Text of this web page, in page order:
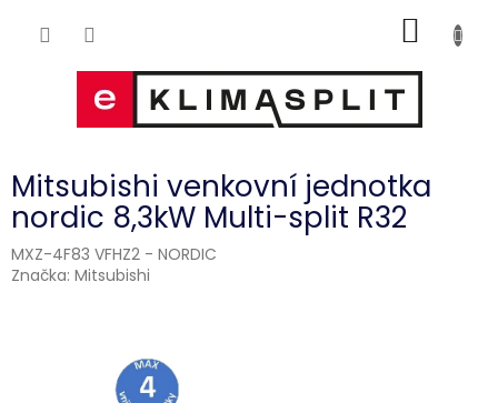
KOŠÍK
Mitsubishi venkovní jednotka
nordic 8,3kW Multi-split R32
MXZ-4F83 VFHZ2 - NORDIC
Značka: Mitsubishi